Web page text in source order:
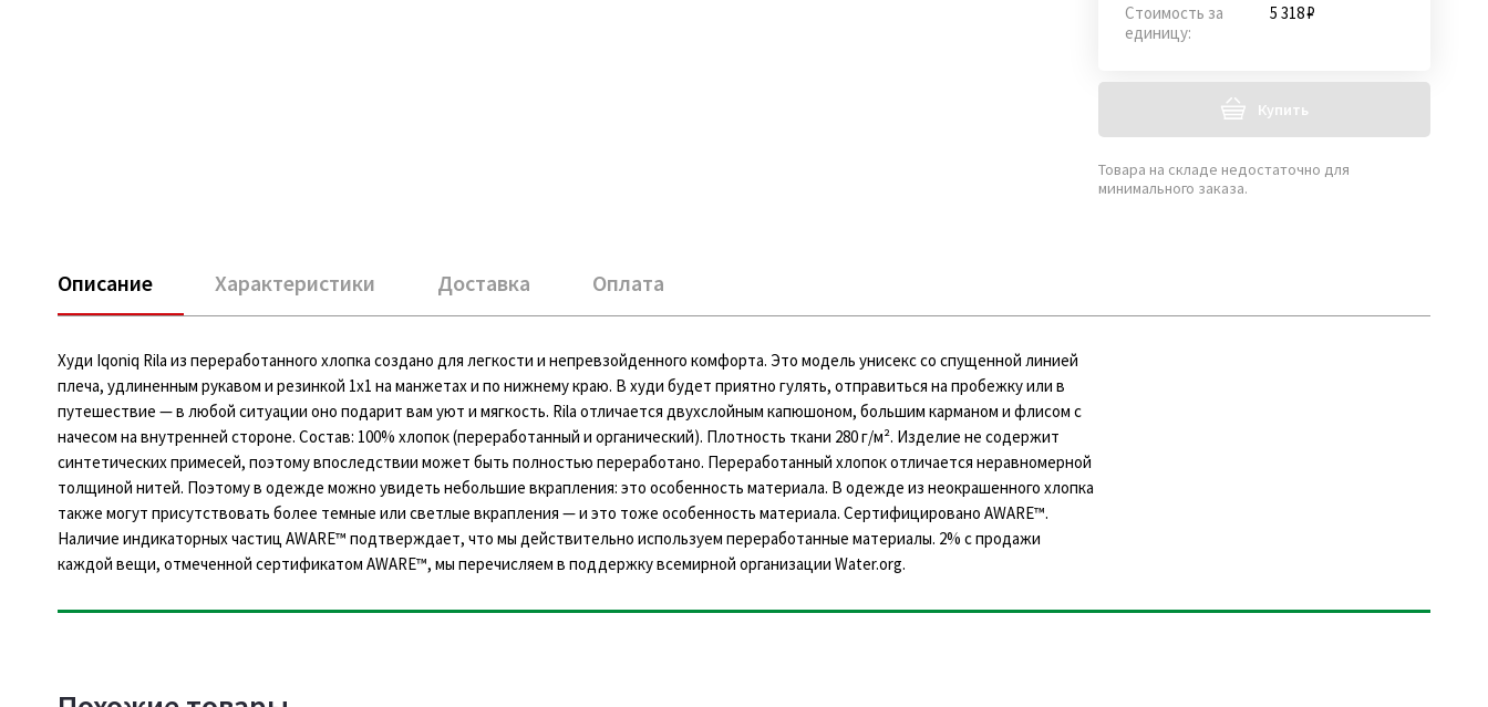
Стоимость за
единицу:
5 318 ₽
Купить
Товара на складе недостаточно для
минимального заказа.
Описание Характеристики Доставка Оплата
Худи Iqoniq Rila из переработанного хлопка создано для легкости и непревзойденного комфорта. Это модель унисекс со спущенной линией
плеча, удлиненным рукавом и резинкой 1х1 на манжетах и по нижнему краю. В худи будет приятно гулять, отправиться на пробежку или в
путешествие — в любой ситуации оно подарит вам уют и мягкость. Rila отличается двухслойным капюшоном, большим карманом и флисом с
начесом на внутренней стороне. Состав: 100% хлопок (переработанный и органический). Плотность ткани 280 г/м². Изделие не содержит
синтетических примесей, поэтому впоследствии может быть полностью переработано. Переработанный хлопок отличается неравномерной
толщиной нитей. Поэтому в одежде можно увидеть небольшие вкрапления: это особенность материала. В одежде из неокрашенного хлопка
также могут присутствовать более темные или светлые вкрапления — и это тоже особенность материала. Сертифицировано AWARE™.
Наличие индикаторных частиц AWARE™ подтверждает, что мы действительно используем переработанные материалы. 2% с продажи
каждой вещи, отмеченной сертификатом AWARE™, мы перечисляем в поддержку всемирной организации Water.org.